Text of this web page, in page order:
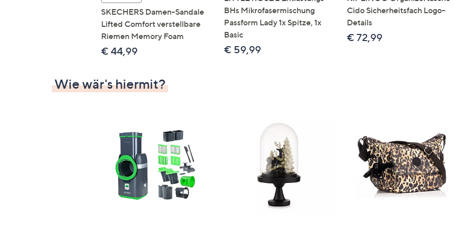
SKECHERS Damen-Sandale
Lifted Comfort verstellbare
Riemen Memory Foam
€ 44,99
BHs Mikrofasermischung
Passform Lady 1x Spitze, 1x
Basic
€ 59,99
Cido Sicherheitsfach Logo-
Details
€ 72,99
Wie wär's hiermit?